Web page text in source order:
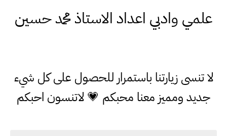
علمي وادبي اعداد الاستاذ محمد حسين
لا تنسى زيارتنا باستمرار للحصول على كل شيء
جديد ومميز معنا محبكم 💗 لاتنسون احبكم